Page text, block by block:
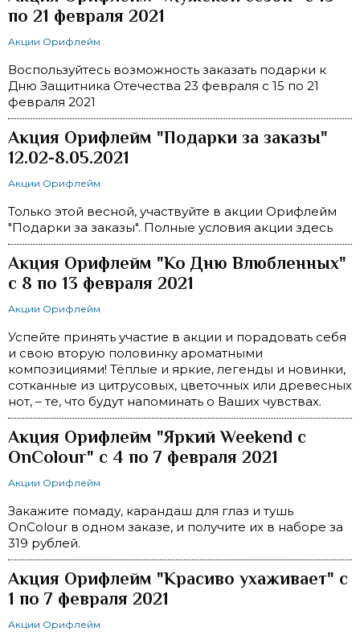
по 21 февраля 2021
Акции Орифлейм
Воспользуйтесь возможность заказать подарки к
Дню Защитника Отечества 23 февраля с 15 по 21
февраля 2021
Акция Орифлейм "Подарки за заказы"
12.02-8.05.2021
Акции Орифлейм
Только этой весной, участвуйте в акции Орифлейм
"Подарки за заказы". Полные условия акции здесь
Акция Орифлейм "Ко Дню Влюбленных"
с 8 по 13 февраля 2021
Акции Орифлейм
Успейте принять участие в акции и порадовать себя
и свою вторую половинку ароматными
композициями! Тёплые и яркие, легенды и новинки,
сотканные из цитрусовых, цветочных или древесных
нот, – те, что будут напоминать о Ваших чувствах.
Акция Орифлейм "Яркий Weekend с
OnColour" с 4 по 7 февраля 2021
Акции Орифлейм
Закажите помаду, карандаш для глаз и тушь
OnColour в одном заказе, и получите их в наборе за
319 рублей.
Акция Орифлейм "Красиво ухаживает" с
1 по 7 февраля 2021
Акции Орифлейм